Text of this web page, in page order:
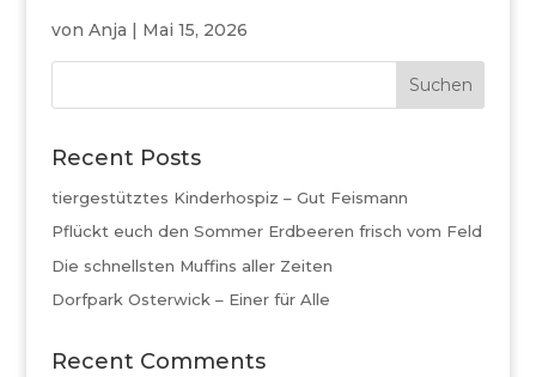
von Anja | Mai 15, 2026
Suchen
Recent Posts
tiergestütztes Kinderhospiz – Gut Feismann
Pflückt euch den Sommer Erdbeeren frisch vom Feld
Die schnellsten Muffins aller Zeiten
Dorfpark Osterwick – Einer für Alle
Recent Comments